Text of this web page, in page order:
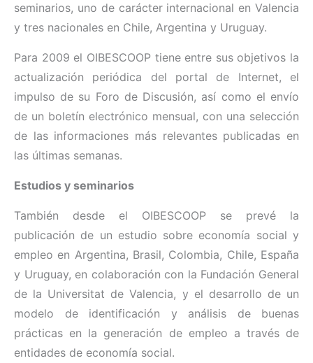
seminarios, uno de carácter internacional en Valencia
y tres nacionales en Chile, Argentina y Uruguay.
Para 2009 el OIBESCOOP tiene entre sus objetivos la
actualización periódica del portal de Internet, el
impulso de su Foro de Discusión, así como el envío
de un boletín electrónico mensual, con una selección
de las informaciones más relevantes publicadas en
las últimas semanas.
Estudios y seminarios
También desde el OIBESCOOP se prevé la
publicación de un estudio sobre economía social y
empleo en Argentina, Brasil, Colombia, Chile, España
y Uruguay, en colaboración con la Fundación General
de la Universitat de Valencia, y el desarrollo de un
modelo de identificación y análisis de buenas
prácticas en la generación de empleo a través de
entidades de economía social.